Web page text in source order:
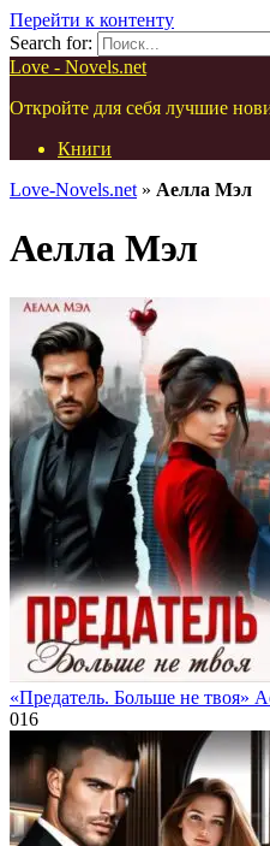
Перейти к контенту
Search for:
Love - Novels.net
Откройте для себя лучшие
Книги
Love-Novels.net » Аелла Мэл
Аелла Мэл
«Предатель. Больше не твоя»
016